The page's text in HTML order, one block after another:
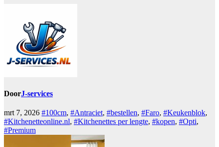
DoorJ-services
mrt 7, 2026 #100cm, #Antraciet, #bestellen, #Faro, #Keukenblok,
#Kitchenetteonline.nl, #Kitchenettes per lengte, #kopen, #Opti,
#Premium